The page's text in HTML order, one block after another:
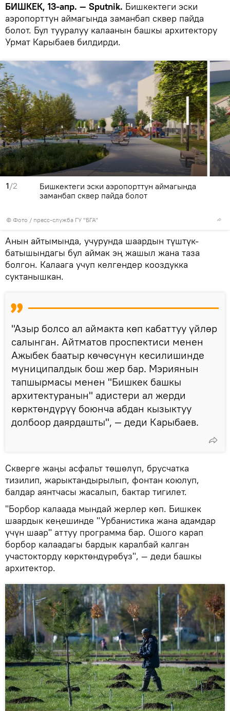
БИШКЕК, 13-апр. — Sputnik. Бишкектеги эски
аэропорттун аймагында заманбап сквер пайда
болот. Бул тууралуу калаанын башкы архитектору
Урмат Карыбаев билдирди.
1/2
© Фото / пресс-служба ГУ "БГА"
Бишкектеги эски аэропорттун аймагында
заманбап сквер пайда болот
Анын айтымында, учурунда шаардын түштүк-
батышындагы бул аймак эң жашыл жана таза
болгон. Калаага учуп келгендер кооздукка
суктанышкан.
"Азыр болсо ал аймакта көп кабаттуу үйлөр
салынган. Айтматов проспектиси менен
Ажыбек баатыр көчөсүнүн кесилишинде
муниципалдык бош жер бар. Мэриянын
тапшырмасы менен "Бишкек башкы
архитектуранын" адистери ал жерди
көрктөндүрүү боюнча абдан кызыктуу
долбоор даярдашты", — деди Карыбаев.
Скверге жаңы асфальт төшөлүп, брусчатка
тизилип, жарыктандырылып, фонтан коюлуп,
балдар аянтчасы жасалып, бактар тигилет.
"Борбор калаада мындай жерлер көп. Бишкек
шаардык кеңешинде "Урбанистика жана адамдар
үчүн шаар" аттуу программа бар. Ошого карап
борбор калаадагы бардык каралбай калган
участокторду көрктөндүрөбүз", — деди башкы
архитектор.